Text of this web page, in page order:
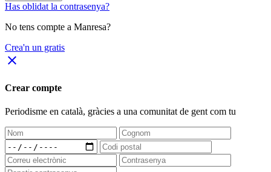
Has oblidat la contrasenya?
No tens compte a Manresa?
Crea'n un gratis
close
Crear compte
Periodisme en català, gràcies a una comunitat de gent com tu